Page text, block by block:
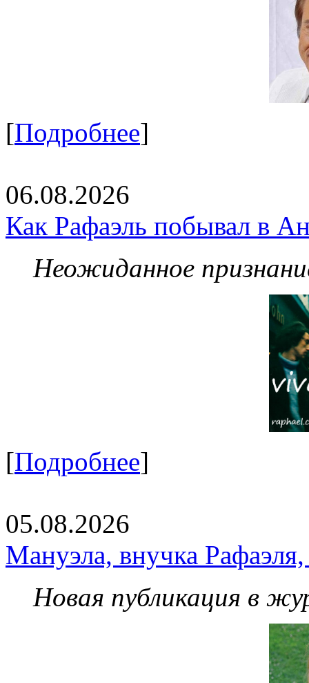
[Подробнее]
06.08.2026
Как Рафаэль побывал в
Неожиданное
[Подробнее]
05.08.2026
Мануэла, внучка
Новая публикация в